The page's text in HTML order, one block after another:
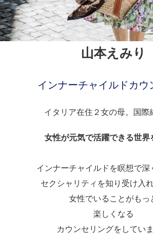
山本えみり
インナーチャイルドカウ
イタリア在住２女の母。国際
女性が元気で活躍できる世界
インナーチャイルドを瞑想で深
セクシャリティを知り受け入
女性でいることがもっ
楽しくなる
カウンセリングをしていま